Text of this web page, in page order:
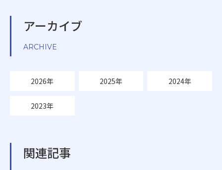
アーカイブ
ARCHIVE
2026年 2025年 2024年
2023年
関連記事